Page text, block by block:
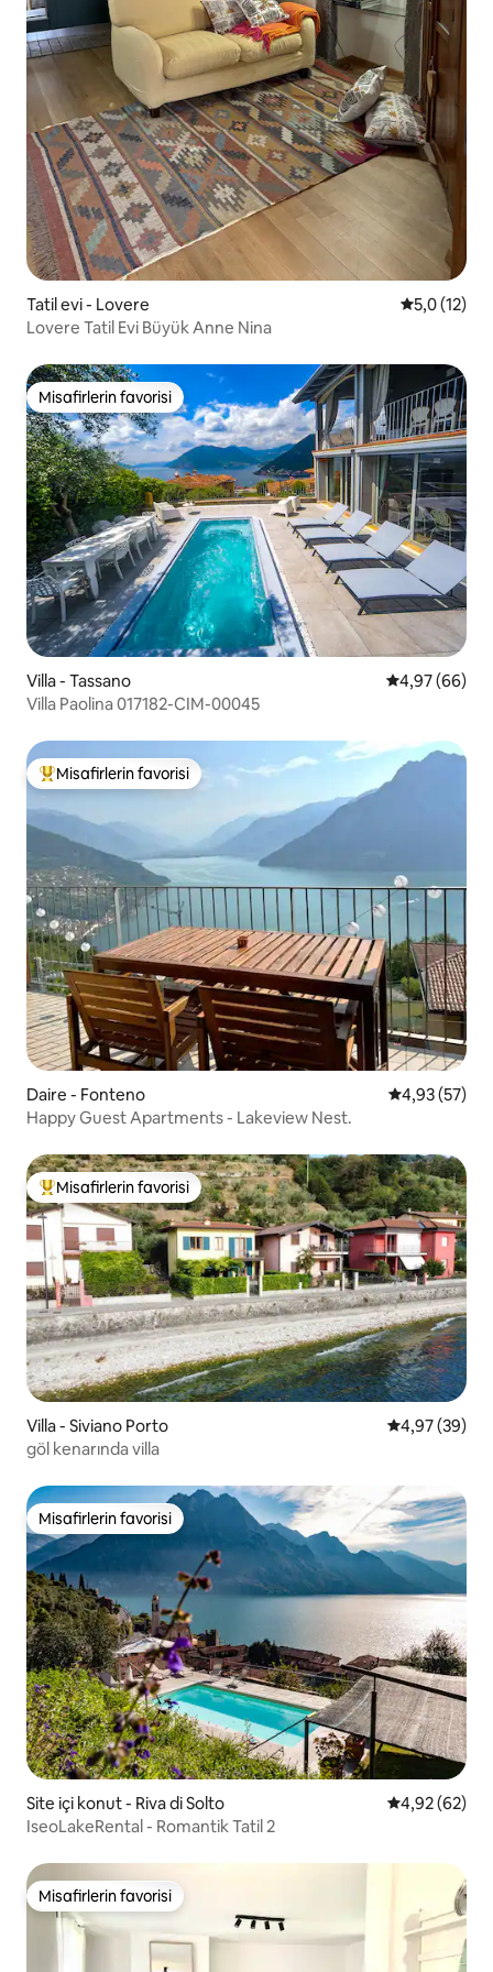
Tatil evi - Lovere 55,0 (12)
Lovere Tatil Evi Büyük Anne Nina
Misafirlerin favorisi
Misafirlerin favorisi
Villa - Tassano 5 üzerinden
4,97 (66)
Villa Paolina 017182-CIM-00045
Misafirlerin favorilerinden en beğenilenler arasında
Misafirlerin favorisi
Daire - Fonteno 5 üzerinden
4,93 (57)
Happy Guest Apartments - Lakeview Nest.
Misafirlerin favorilerinden en beğenilenler arasında
Misafirlerin favorisi
Villa - Siviano Porto 5 üzerinden
4,97 (39)
göl kenarında villa
Misafirlerin favorisi
Misafirlerin favorisi
Site içi konut - Riva di Solto 5 üzerinden
4,92 (62)
IseoLakeRental - Romantik Tatil 2
Misafirlerin favorisi
Misafirlerin favorisi